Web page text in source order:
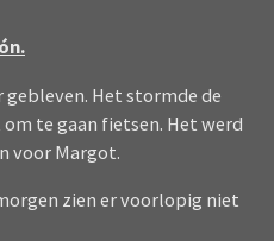
gebleven. Het stormde de
te gaan fietsen. Het werd
voor Margot.
zien er voorlopig niet